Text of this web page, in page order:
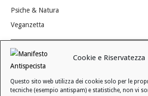
Cookie e Riservatezza
Questo sito web utilizza dei cookie solo per le
tecniche (esempio antispam) e statistiche, non vi
Psiche & Natura
Veganzetta
Modifica consenso ai cookie
REVOCA IL TUO CONSENSO
Stato attuale: Negato